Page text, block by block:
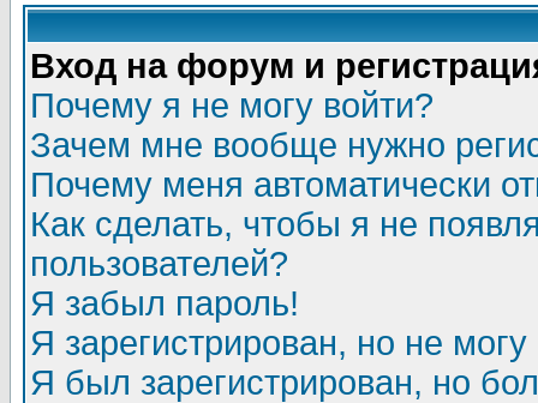
Вход на форум и
Почему я не могу войти?
Зачем мне вообще нужно
Почему меня автоматически
Как сделать, чтобы я не
пользователей?
Я забыл пароль!
Я зарегистрирован, но не могу
Я был зарегистрирован, но